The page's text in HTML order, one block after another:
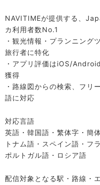
NAVITIMEが提供する、
カ利用者数No.1
・観光情報・プランニング
旅行者に特化
・アプリ評価はiOS/
獲得
・路線図からの検索、フリ
語に対応
対応言語
英語・韓国語・繁体字・簡
トナム語・スペイン語・フ
ポルトガル語・ロシア語
配信対象となる駅・路線・